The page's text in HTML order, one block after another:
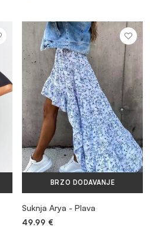
BRZO DODAVANJE
Suknja Arya - Plava
49.99 €